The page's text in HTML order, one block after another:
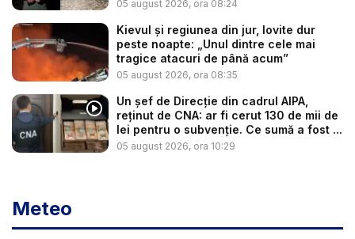
05 august 2026, ora 08:24
Kievul și regiunea din jur, lovite dur
peste noapte: „Unul dintre cele mai
tragice atacuri de până acum”
05 august 2026, ora 08:35
Un șef de Direcție din cadrul AIPA,
reținut de CNA: ar fi cerut 130 de mii de
lei pentru o subvenție. Ce sumă a fost ...
05 august 2026, ora 10:29
Meteo